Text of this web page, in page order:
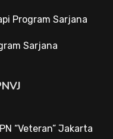
Program Sarjana
Sarjana
“Veteran” Jakarta